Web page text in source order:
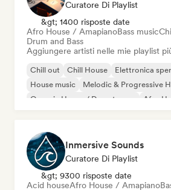
Curatore Di Playlist
&gt; 1400 risposte date
Afro House / AmapianoBass music
Drum and Bass
Aggiungere artisti nelle mie playlist
Chill out Chill House
Elettronica
House music
Melodic & Progressive
Organic House / Downtempo
Afro
Inmersive Sounds
Curatore Di Playlist
&gt; 9300 risposte date
Acid houseAfro House / Amapiano